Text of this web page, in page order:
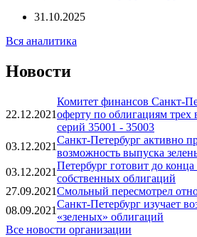
31.10.2025
Вся аналитика
Новости
22.12.2021
Комитет финансов Санкт-
оферту по облигациям трех
серий 35001 - 35003
03.12.2021
Санкт-Петербург активно
возможность выпуска
03.12.2021
Петербург готовит до
собственных облигаций
27.09.2021Смольный пересмотрел
08.09.2021
Санкт-Петербург изучает
«зеленых» облигаций
Все новости организации